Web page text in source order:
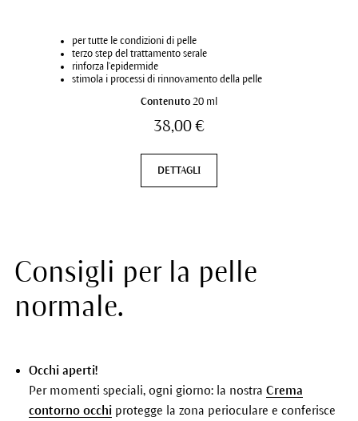
per tutte le condizioni di pelle
terzo step del trattamento serale
rinforza l’epidermide
stimola i processi di rinnovamento della pelle
Contenuto 20 ml
38,00 €
DETTAGLI
Consigli per la pelle
normale.
Occhi aperti!
Per momenti speciali, ogni giorno: la nostra Crema
contorno occhiprotegge la zona perioculare e conferisce